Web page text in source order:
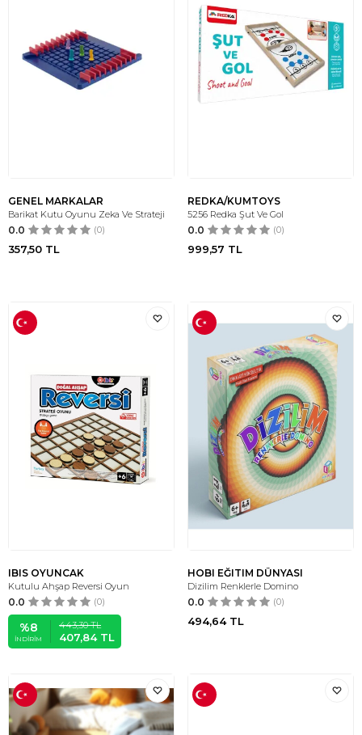
GENEL MARKALAR
Barikat Kutu Oyunu Zeka Ve Strateji
0.0 (0)
357,50 TL
REDKA/KUMTOYS
5256 Redka Şut Ve Gol
0.0 (0)
999,57 TL
IBIS OYUNCAK
Kutulu Ahşap Reversi Oyun
0.0 (0)
%8
İNDIRIM
443,30TL
407,84TL
HOBI EĞITIM DÜNYASI
Dizilim Renklerle Domino
0.0 (0)
494,64TL